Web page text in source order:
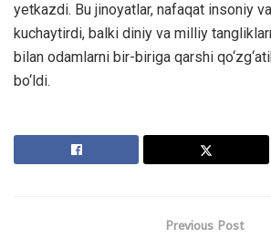
yetkazdi. Bu jinoyatlar, nаfаqаt insоniy
kuchaytirdi, balki diniy va milliy
bilan odamlarni bir-biriga qarshi
bo‘ldi.
Previous Post